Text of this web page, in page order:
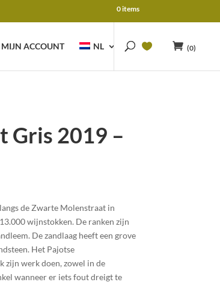
0 items
MIJN ACCOUNT NL (0)
Gris 2019 –
de Zwarte Molenstraat in
wijnstokken. De ranken zijn
De zandlaag heeft een grove
Het Pajotse
werk doen, zowel in de
wanneer er iets fout dreigt te